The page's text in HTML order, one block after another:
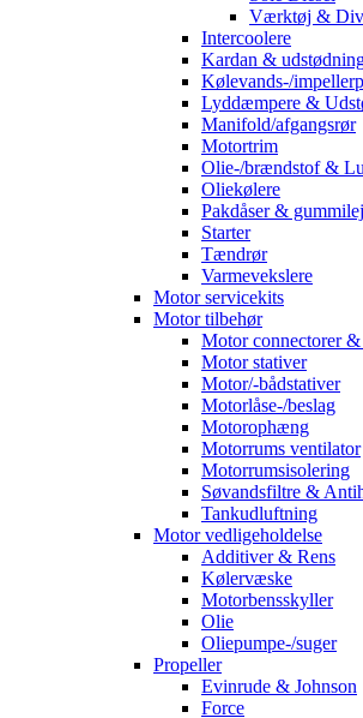
Værktøj &
Intercoolere
Kardan &
Kølevands-/
Lyddæmpere &
Manifold/afgangsrør
Motortrim
Olie-/brændstof &
Oliekølere
Pakdåser &
Starter
Tændrør
Varmevekslere
Motor servicekits
Motor tilbehør
Motor connectorer
Motor stativer
Motor/-bådstativer
Motorlåse-/beslag
Motorophæng
Motorrums ventilator
Motorrumsisolering
Søvandsfiltre &
Tankudluftning
Motor vedligeholdelse
Additiver & Rens
Kølervæske
Motorbensskyller
Olie
Oliepumpe-/suger
Propeller
Evinrude & Johnson
Force